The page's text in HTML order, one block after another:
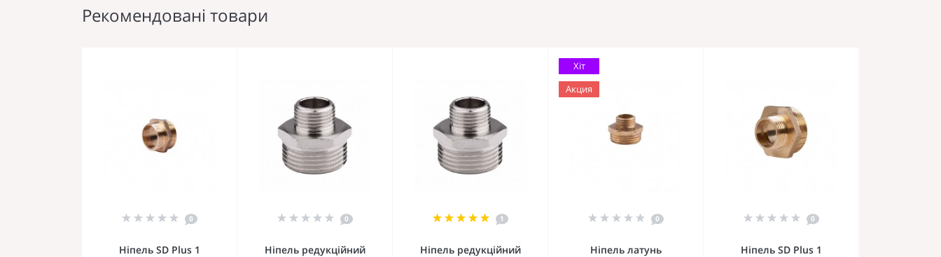
Рекомендовані товари
0
Ніпель SD Plus 1
0
Ніпель редукційний
1
Ніпель редукційний
Хіт
Акция
0
Ніпель латунь
0
Ніпель SD Plus 1